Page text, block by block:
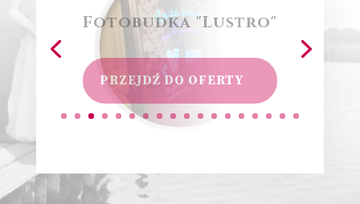
Fotobudka "Lustro"
PRZEJDŹ DO OFERTY